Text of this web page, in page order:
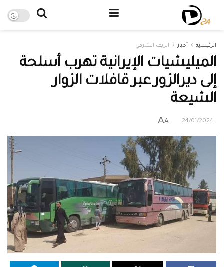
الرئيسية أخبار الريف الشرقي
الميليشيات الإيرانية تهرب أسلحة
إلى ديرالزور عبر قافلات الزوار
الشيعة
24/01/2024
A
A